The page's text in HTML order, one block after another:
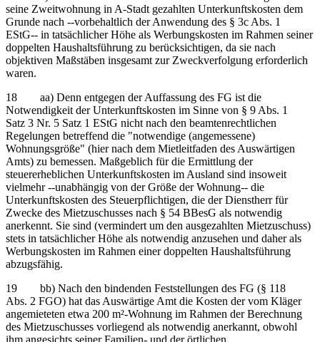
seine Zweitwohnung in A-Stadt gezahlten Unterkunftskosten dem
Grunde nach ‑‑vorbehaltlich der Anwendung des § 3c Abs. 1
EStG‑‑ in tatsächlicher Höhe als Werbungskosten im Rahmen seiner
doppelten Haushaltsführung zu berücksichtigen, da sie nach
objektiven Maßstäben insgesamt zur Zweckverfolgung erforderlich
waren.
18 aa) Denn entgegen der Auffassung des FG ist die
Notwendigkeit der Unterkunftskosten im Sinne von § 9 Abs. 1
Satz 3 Nr. 5 Satz 1 EStG nicht nach den beamtenrechtlichen
Regelungen betreffend die "notwendige (angemessene)
Wohnungsgröße" (hier nach dem Mietleitfaden des Auswärtigen
Amts) zu bemessen. Maßgeblich für die Ermittlung der
steuererheblichen Unterkunftskosten im Ausland sind insoweit
vielmehr ‑‑unabhängig von der Größe der Wohnung‑‑ die
Unterkunftskosten des Steuerpflichtigen, die der Dienstherr für
Zwecke des Mietzuschusses nach § 54 BBesG als notwendig
anerkennt. Sie sind (vermindert um den ausgezahlten Mietzuschuss)
stets in tatsächlicher Höhe als notwendig anzusehen und daher als
Werbungskosten im Rahmen einer doppelten Haushaltsführung
abzugsfähig.
19 bb) Nach den bindenden Feststellungen des FG (§ 118
Abs. 2 FGO) hat das Auswärtige Amt die Kosten der vom Kläger
angemieteten etwa 200 m²-Wohnung im Rahmen der Berechnung
des Mietzuschusses vorliegend als notwendig anerkannt, obwohl
ihm angesichts seiner Familien- und der örtlichen